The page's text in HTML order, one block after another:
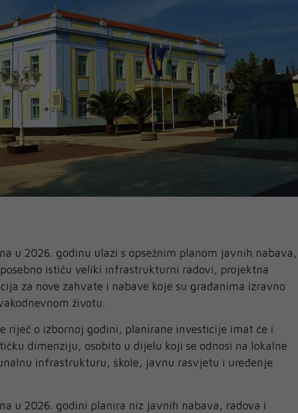
u 2026. godinu ulazi s opsežnim planom javnih nabava,
ističu veliki infrastrukturni radovi, projektna
za nove zahvate i nabave koje su građanima izravno
životu.
riječ o izbornoj godini, planirane investicije imat će i
dimenziju, osobito u dijelu koji se odnosi na lokalne
infrastrukturu, škole, javnu rasvjetu i uređenje
u 2026. godini planira niz javnih nabava, radova i